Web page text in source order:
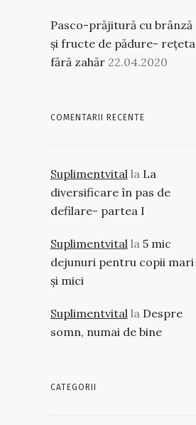
Pasco-prăjitură cu brânză
și fructe de pădure- rețeta
fără zahăr 22.04.2020
COMENTARII RECENTE
Suplimentvitalla La
diversificare în pas de
defilare- partea I
Suplimentvitalla 5 mic
dejunuri pentru copii mari
și mici
Suplimentvitalla Despre
somn, numai de bine
CATEGORII